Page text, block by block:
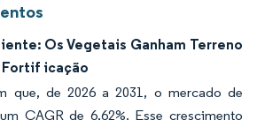
Os Vegetais Ganham Terreno
Fortif icação
que, de 2026 a 2031, o mercado de
CAGR de 6,62%. Esse crescimento